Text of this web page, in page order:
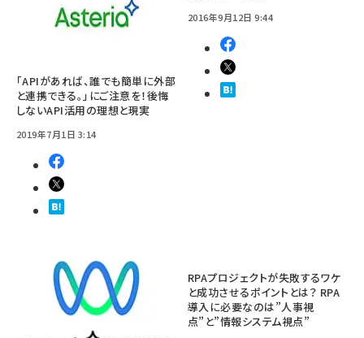
「APIがあれば、誰でも簡単に外部
と連携できる。」にご注意を！後悔
しないAPI活用の理想と現実
2019年7月1日 3:14
2016年9月12日 9:44
RPAプロジェクトが失敗するワケ
と成功させるポイントとは？ RPA
導入に必要なのは”人事視
点”と”情報システム視点”